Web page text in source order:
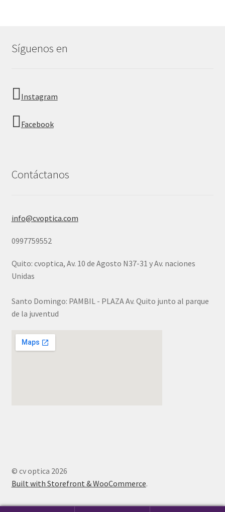
Síguenos en
Instagram
Facebook
Contáctanos
info@cvoptica.com
0997759552
Quito: cvoptica, Av. 10 de Agosto N37-31 y Av. naciones
Unidas
Santo Domingo: PAMBIL - PLAZA Av. Quito junto al parque
de la juventud
© cv optica 2026
Built with Storefront & WooCommerce.